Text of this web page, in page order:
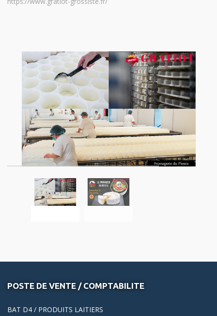
POSTE DE VENTE / COMPTABILITE
BAT D4 / PRODUITS LAITIERS